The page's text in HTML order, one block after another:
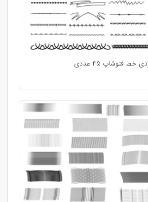
خط فتوشاپ 45 عددی